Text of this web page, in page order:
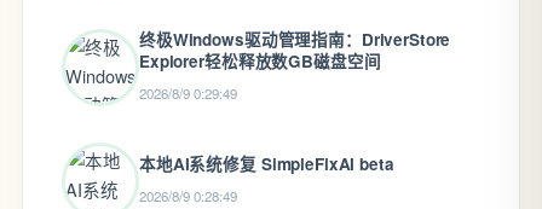
终极Windows驱动管理指南：DriverStore
Explorer轻松释放数GB磁盘空间
2026/8/9 0:29:49
本地AI系统修复 SimpleFixAI beta
2026/8/9 0:28:49